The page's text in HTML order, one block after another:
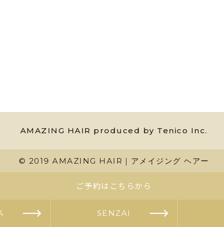
AMAZING HAIR produced by Tenico Inc.
© 2019 AMAZING HAIR｜アメイジング ヘアー
ご予約はこちらから
SENZAI